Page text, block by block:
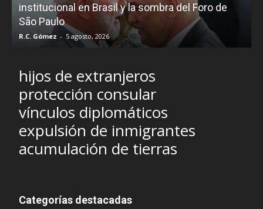
institucional en Brasil y la sombra del Foro de
São Paulo
R.C. Gómez - 5 agosto, 2026
hijos de extranjeros
protección consular
vínculos diplomáticos
expulsión de inmigrantes
acumulación de tierras
Categorías destacadas